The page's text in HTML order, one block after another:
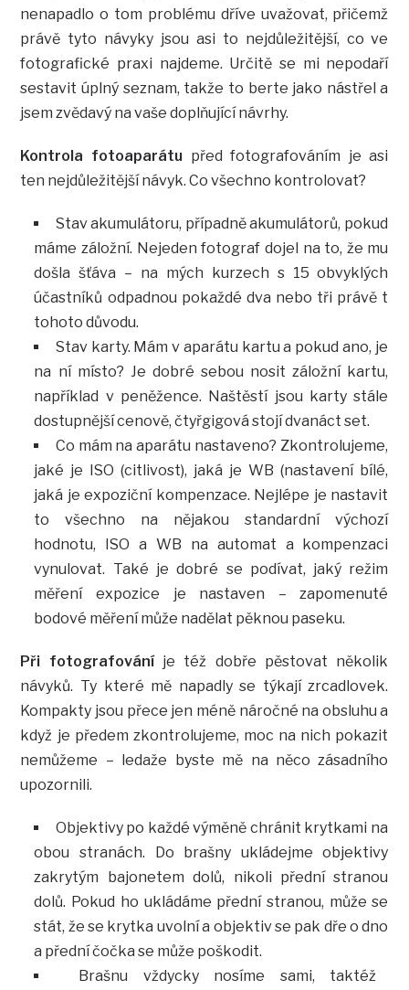
nenapadlo o tom problému dříve uvažovat, přičemž
právě tyto návyky jsou asi to nejdůležitější, co ve
fotografické praxi najdeme. Určitě se mi nepodaří
sestavit úplný seznam, takže to berte jako nástřel a
jsem zvědavý na vaše doplňující návrhy.
Kontrola fotoaparátu před fotografováním je asi
ten nejdůležitější návyk. Co všechno kontrolovat?
Stav akumulátoru, případně akumulátorů, pokud
máme záložní. Nejeden fotograf dojel na to, že mu
došla šťáva – na mých kurzech s 15 obvyklých
účastníků odpadnou pokaždé dva nebo tři právě t
tohoto důvodu.
Stav karty. Mám v aparátu kartu a pokud ano, je
na ní místo? Je dobré sebou nosit záložní kartu,
například v peněžence. Naštěstí jsou karty stále
dostupnější cenově, čtyřgigová stojí dvanáct set.
Co mám na aparátu nastaveno? Zkontrolujeme,
jaké je ISO (citlivost), jaká je WB (nastavení bílé,
jaká je expoziční kompenzace. Nejlépe je nastavit
to všechno na nějakou standardní výchozí
hodnotu, ISO a WB na automat a kompenzaci
vynulovat. Také je dobré se podívat, jaký režim
měření expozice je nastaven – zapomenuté
bodové měření může nadělat pěknou paseku.
Při fotografováníje též dobře pěstovat několik
návyků. Ty které mě napadly se týkají zrcadlovek.
Kompakty jsou přece jen méně náročné na obsluhu a
když je předem zkontrolujeme, moc na nich pokazit
nemůžeme – ledaže byste mě na něco zásadního
upozornili.
Objektivy po každé výměně chránit krytkami na
obou stranách. Do brašny ukládejme objektivy
zakrytým bajonetem dolů, nikoli přední stranou
dolů. Pokud ho ukládáme přední stranou, může se
stát, že se krytka uvolní a objektiv se pak dře o dno
a přední čočka se může poškodit.
Brašnu vždycky nosíme sami, taktéž